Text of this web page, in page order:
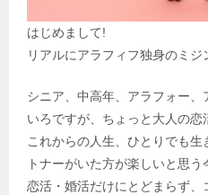
はじめまして!
リアルにアラフィフ独身のミジ
シニア、中高年、アラフォー
いろですが、ちょっと大人の恋
これからの人生、ひとりでも
トナーがいた方が楽しいと思う
恋活・婚活だけにとどまらず